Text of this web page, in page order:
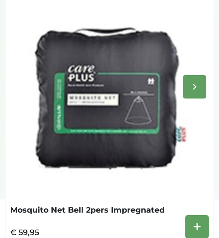
keyboard_arrow_right
Mosquito Net Bell 2pers Impregnated
€ 59,95 +